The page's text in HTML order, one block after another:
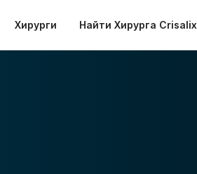
Хирурги Найти Хирурга Crisalix